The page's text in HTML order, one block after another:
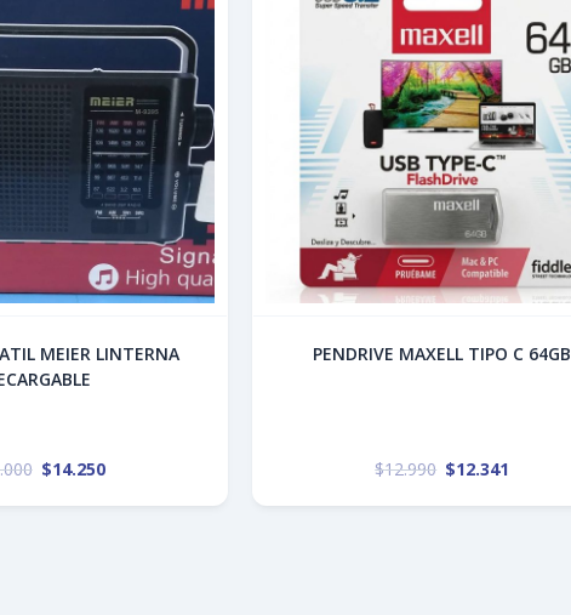
LINTERNA
$14.250
PENDRIVE MAXELL TIPO C 64GB
$12.990 $12.341